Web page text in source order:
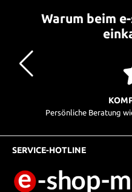
Warum beim
Persönliche Beratung
SERVICE-HOTLINE